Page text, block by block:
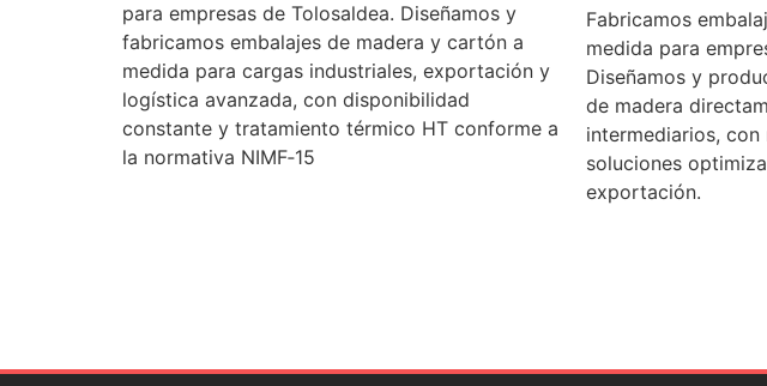
para empresas de Tolosaldea. Diseñamos y
fabricamos embalajes de madera y cartón a
medida para cargas industriales, exportación y
logística avanzada, con disponibilidad
constante y tratamiento térmico HT conforme a
la normativa NIMF‑15
Fabricamos
medida para
Diseñamos y
de madera
intermediarios,
soluciones
exportación.